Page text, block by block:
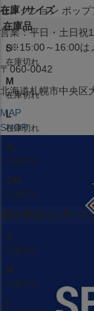
セレクション ポッ
営業：平日・土日祝
（※15:00～16:00は
〒060-0042
北海道札幌市中央区
MAP
SHOP
在庫 サイズ
在庫品
S
在庫切れ
M
在庫切れ
L
在庫切れ
XL
在庫切れ
2XL
在庫切れ
取り寄せ(1ヶ月～2
S
在庫切れ
M
在庫切れ
L